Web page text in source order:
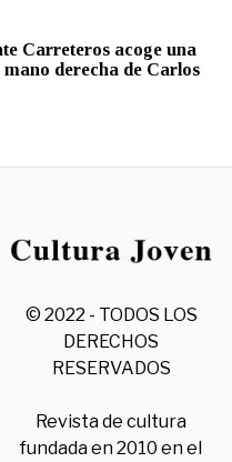
Carreteros acoge una
derecha de Carlos
© 2022 - TODOS LOS
DERECHOS
RESERVADOS
Revista de cultura
fundada en 2010 en el